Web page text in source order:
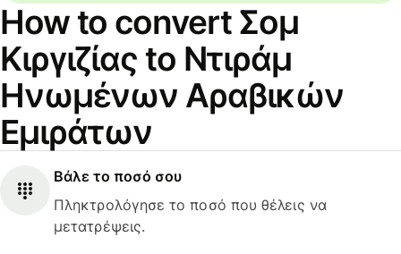
How to convert Σομ
Κιργιζίας to Ντιράμ
Ηνωμένων Αραβικών
Εμιράτων
Βάλε το ποσό σου
Πληκτρολόγησε το ποσό που θέλεις να
μετατρέψεις.